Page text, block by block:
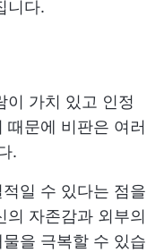
니다.
이 가치 있고 인정
때문에 비판은 여러
.
일 수 있다는 점을
의 자존감과 외부의
을 극복할 수 있습